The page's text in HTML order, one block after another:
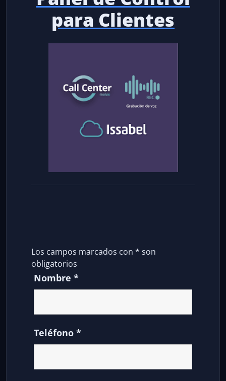
para Clientes
Los campos marcados con * son
obligatorios
Nombre *
Teléfono *